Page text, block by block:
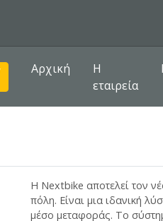
Αρχική
Η
εταιρεία
H Nextbike αποτελεί τον
πόλη. Είναι μια ιδανική
μέσο μεταφοράς. Το